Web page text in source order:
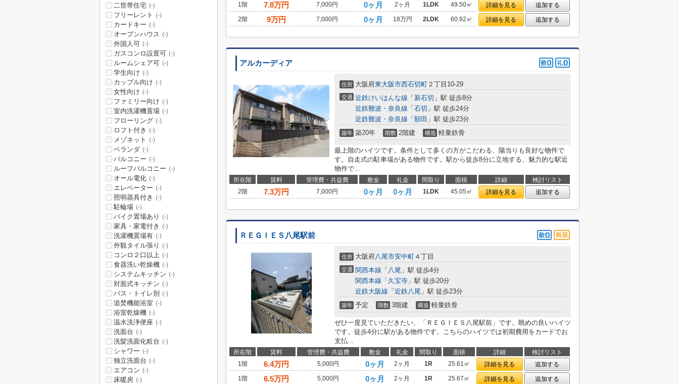
1階
7.8万円 7,000円 0ヶ月 2ヶ月 1LDK 49.50㎡ 詳細を見る
追加する
2階
9万円 7,000円 0ヶ月 18万円 2LDK 60.92㎡ 詳細を見る 追加する
アルカーディア
住所 大阪府東大阪市西石切町 ２丁目10-29
交通 近鉄けいはんな線 「 新石切 」駅 徒歩8分
近鉄難波・奈良線 「 石切 」駅 徒歩24分
近鉄難波・奈良線 「 額田 」駅 徒歩23分
築年 築20年 階数 2階建 構造 軽量鉄骨
最上階のハイツです。条件として多くの方がこだわる、陽当りも良好な物件で
す。自走式の駐車場がある物件です。駅から徒歩8分に立地する、魅力的な駅近
物件で...
所在階 賃料 管理費・共益費 敷金 礼金 間取り 面積 詳細
検討リスト
2階
7.3万円 7,000円 0ヶ月 0ヶ月 1LDK 45.05㎡ 詳細を見る 追加する
ＲＥＧＩＥＳ八尾駅前
住所 大阪府八尾市安中町 ４丁目
交通 関西本線 「 八尾 」駅 徒歩4分
関西本線 「 久宝寺 」駅 徒歩20分
近鉄大阪線 「 近鉄八尾 」駅 徒歩23分
築年 予定 階数 3階建 構造 軽量鉄骨
ぜひ一度見ていただきたい、「ＲＥＧＩＥＳ八尾駅前」です。眺めの良いハイツ
です。徒歩4分に駅がある物件です。こちらのハイツでは初期費用をカードでお
支払...
所在階 賃料 管理費・共益費 敷金 礼金 間取り 面積 詳細
検討リスト
1階
6.4万円 5,000円 0ヶ月 2ヶ月 1R 25.61㎡ 詳細を見る
追加する
1階
6.5万円 5,000円 0ヶ月 2ヶ月 1R 25.67㎡ 詳細を見る
追加する
二世帯住宅 (-)
フリーレント (-)
カードキー (-)
オープンハウス (-)
外国人可 (-)
ガスコンロ設置可 (-)
ルームシェア可 (-)
学生向け (-)
カップル向け (-)
女性向け (-)
ファミリー向け (-)
室内洗濯機置場 (-)
フローリング (-)
ロフト付き (-)
メゾネット (-)
ベランダ (-)
バルコニー (-)
ルーフバルコニー (-)
オール電化 (-)
エレベーター (-)
照明器具付き (-)
駐輪場 (-)
バイク置場あり (-)
家具・家電付き (-)
洗濯機置場有 (-)
外観タイル張り (-)
コンロ２口以上 (-)
食器洗い乾燥機 (-)
システムキッチン (-)
対面式キッチン (-)
バス・トイレ別 (-)
追焚機能浴室 (-)
浴室乾燥機 (-)
温水洗浄便座 (-)
洗面台 (-)
洗髪洗面化粧台 (-)
シャワー (-)
独立洗面台 (-)
エアコン (-)
床暖房 (-)